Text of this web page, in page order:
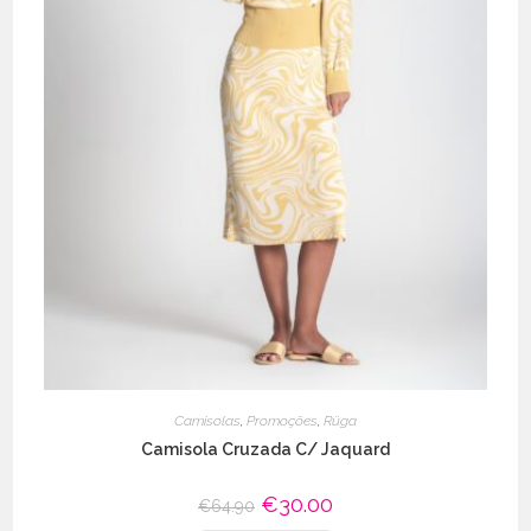
Camisolas, Promoções, Rüga
Camisola Cruzada C/ Jaquard
€64.90 O
preço
€30.00